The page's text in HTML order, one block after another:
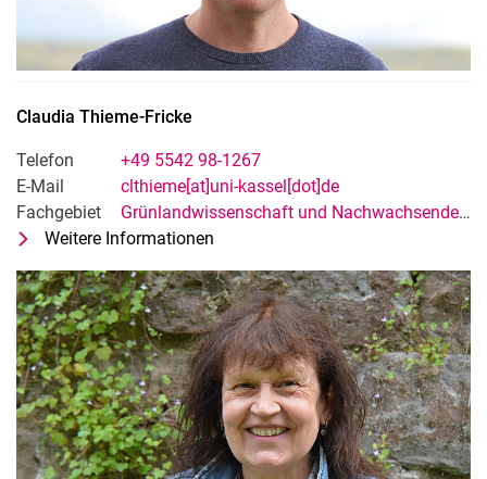
Claudia Thieme-Fricke
Telefon
+49 5542 98-1267
E-Mail
clthieme[at]uni-kassel[dot]de
Fachgebiet
Grünlandwissenschaft und Nachwachsende Rohstoffe
Weitere Informationen